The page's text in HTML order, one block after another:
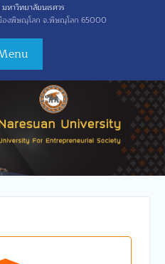
าะจง
รศวร
รเสนอ
กสาร
ะ
วน 1
การบดี
หาวิทยาลัยนเรศวร
องพิษณุโลก จ.พิษณุโลก 65000